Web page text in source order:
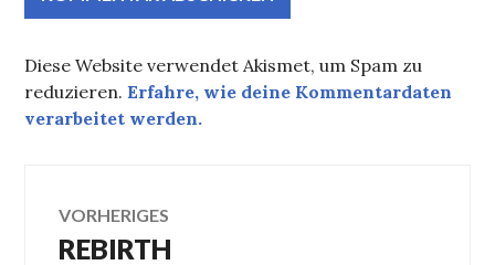
Diese Website verwendet Akismet, um Spam zu
reduzieren.Erfahre, wie deine Kommentardaten
verarbeitet werden.
Beitragsnavigation
VORHERIGES
Vorheriger
REBIRTH